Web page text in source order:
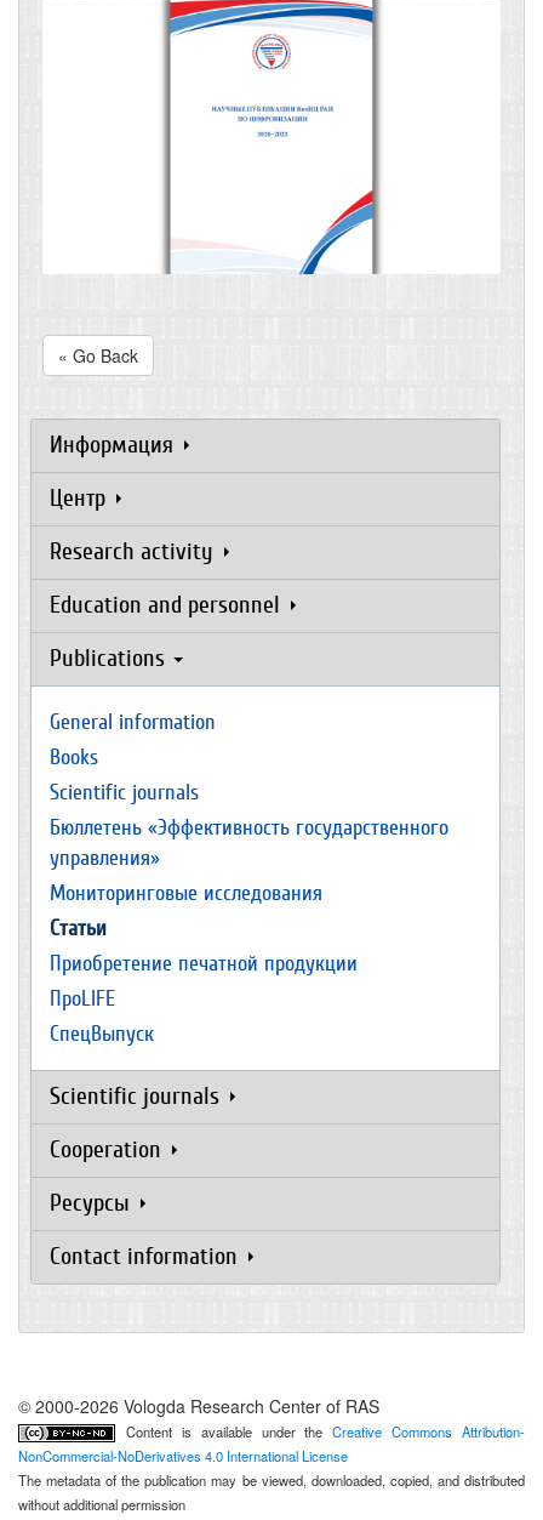
« Go Back
Информация
Центр
Research activity
Education and personnel
Publications
General information
Books
Scientific journals
Бюллетень «Эффективность государственного
управления»
Мониторинговые исследования
Статьи
Приобретение печатной продукции
ПроLIFE
СпецВыпуск
Scientific journals
Cooperation
Ресурсы
Contact information
© 2000-2026 Vologda Research Center of RAS
Content is available under theCreative Commons Attribution-
NonCommercial-NoDerivatives 4.0 International License
The metadata of the publication may be viewed, downloaded, copied, and distributed
without additional permission